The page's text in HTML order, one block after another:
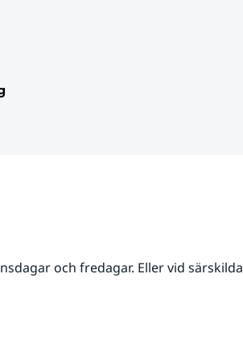
och fredagar. Eller vid särskilda